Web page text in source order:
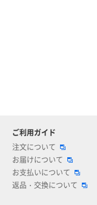
ご利用ガイド
注文について
お届けについて
お支払いについて
返品・交換について